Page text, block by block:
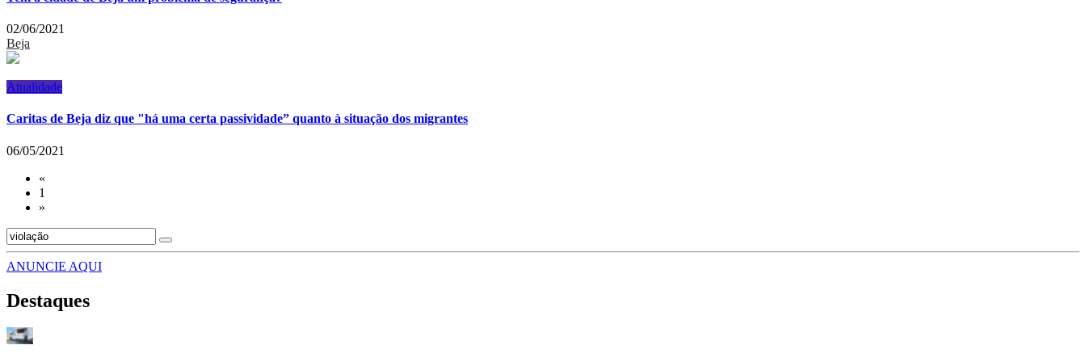
02/06/2021
Beja
Atualidade
Caritas de Beja diz que "há uma certa passividade” quanto à situação dos migrantes
06/05/2021
«
1
»
ANUNCIE AQUI
Destaques